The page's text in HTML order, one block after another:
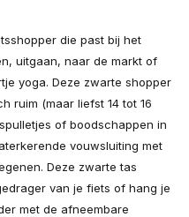
die past bij het
uitgaan, naar de markt of
yoga. Deze zwarte shopper
ruim (maar liefst 14 tot 16
of boodschappen in
vouwsluiting met
Deze zwarte tas
van je fiets of hang je
met de afneembare